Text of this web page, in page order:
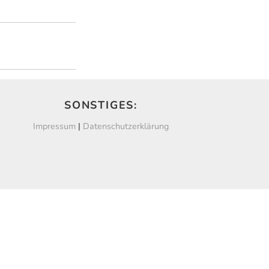
SONSTIGES:
Impressum | Datenschutzerklärung